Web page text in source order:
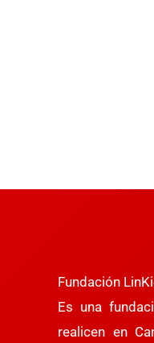
Fundación
Es una
realicen en